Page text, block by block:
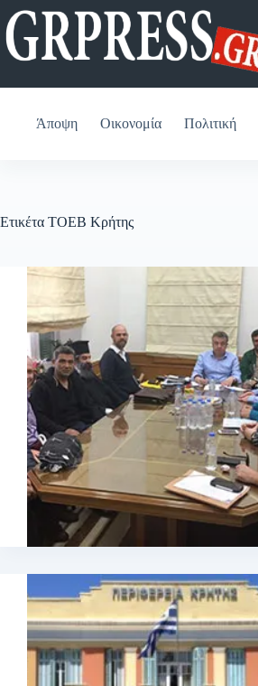
Μετάβαση
στο
περιεχόμενο
Άποψη Οικονομία Πολιτική
Ετικέτα ΤΟΕΒ Κρήτης